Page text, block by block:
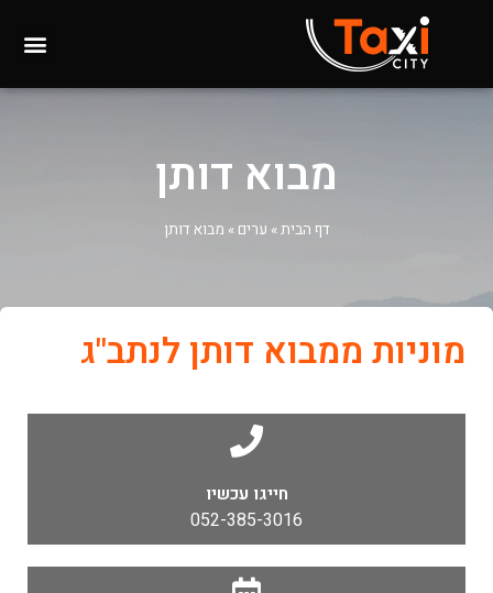
מבוא דותן
דף הבית» ערים » מבוא דותן
מוניות ממבוא דותן לנתב"ג
חייגו עכשיו
052-385-3016